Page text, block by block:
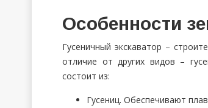
Особенности
Гусеничный экскаватор –
отличие от других видов –
состоит из:
Гусениц. Обеспечивают